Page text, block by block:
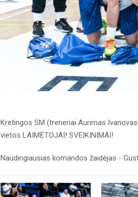
Kretingos SM (treneriai Aurimas
vietos LAIMĖTOJAI! SVEIKINIMAI!
Naudingiausias komandos žaidėjas -